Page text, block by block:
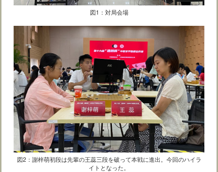
図1：対局会場
図2：謝梓萌初段は先輩の王蕊三段を破って本戦に進出。今回のハイラ
イトとなった。